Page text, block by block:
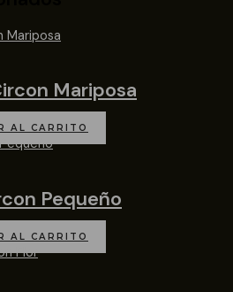
Mariposa
AL CARRITO
Pequeño
AL CARRITO